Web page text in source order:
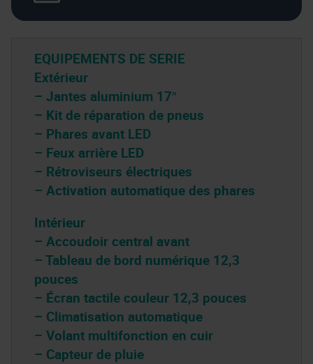
EQUIPEMENTS DE SERIE
Extérieur
– Jantes aluminium 17″
– Kit de réparation de pneus
– Phares avant LED
– Feux arrière LED
– Rétroviseurs électriques
– Activation automatique des phares
Intérieur
– Accoudoir central avant
– Tableau de bord numérique 12,3
pouces
– Écran tactile couleur 12,3 pouces
– Climatisation automatique
– Volant multifonction en cuir
– Capteur de pluie